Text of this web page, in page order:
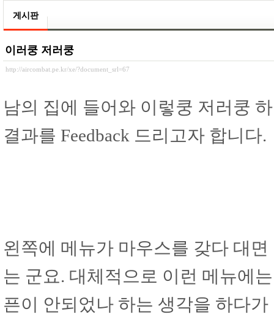
게시판
이러쿵 저러쿵
http://aircombat.pe.kr/xe/?document_srl=67
남의 집에 들어와 이렇쿵 저러쿵
결과를 Feedback 드리고자 합니다.
왼쪽에 메뉴가 마우스를 갖다 대
는 군요. 대체적으로 이런 메뉴에
픈이 안되었나 하는 생각을 하다